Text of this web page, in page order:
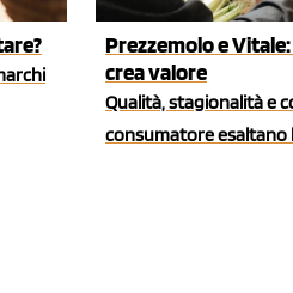
Prezzemolo e
crea valore
Qualità, stagionalità e
consumatore